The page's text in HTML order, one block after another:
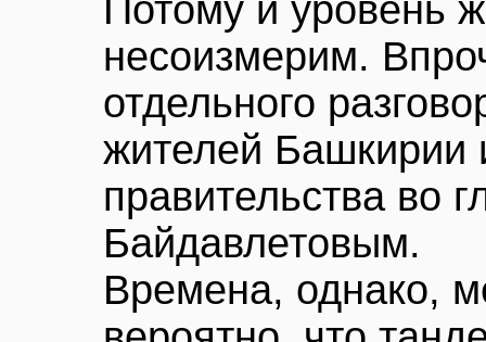
Потому и уровень
несоизмерим.
отдельного
жителей Башкирии
правительства во
Байдавлетовым.
Времена, однако,